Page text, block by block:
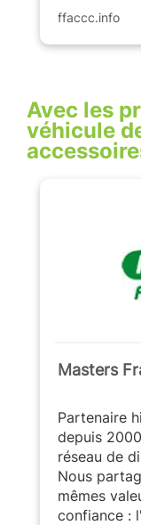
ffaccc.info
Avec les
véhicule
Masters
Partenaire
depuis
réseau de
Nous
mêmes
confiance :